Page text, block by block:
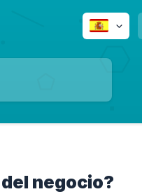
negocio?